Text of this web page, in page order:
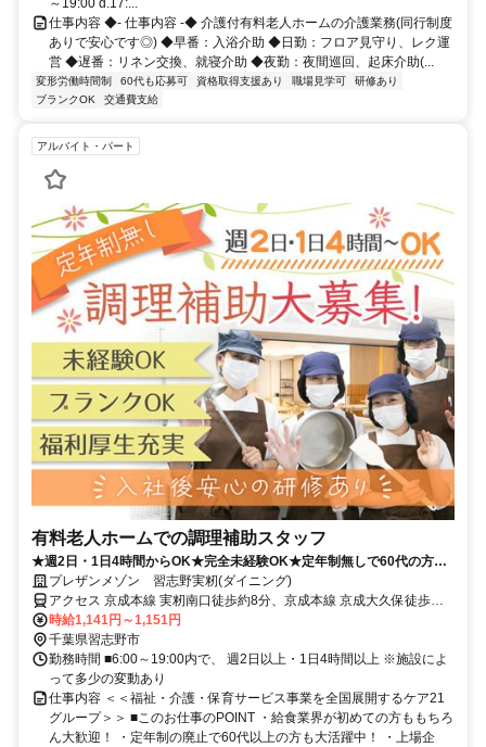
仕事内容 ◆- 仕事内容 -◆ 介護付有料老人ホームの介護業務(同行制度
ありで安心です◎) ◆早番：入浴介助 ◆日勤：フロア見守り、レク運
営 ◆遅番：リネン交換、就寝介助 ◆夜勤：夜間巡回、起床介助(...
変形労働時間制 60代も応募可 資格取得支援あり 職場見学可
研修あり
ブランクOK
交通費支給
アルバイト・パート
有料老人ホームでの調理補助スタッフ
★週2日・1日4時間からOK★完全未経験OK★定年制無しで60代の方も
活躍中★上場企業で安定★
プレザンメゾン 習志野実籾(ダイニング)
アクセス 京成本線 実籾南口徒歩約8分、京成本線 京成大久保徒歩約
28分、ＪＲ総武本線 幕張北口徒歩約34分
時給1,141円～1,151円
千葉県習志野市
勤務時間 ■6:00～19:00内で、 週2日以上・1日4時間以上 ※施設によ
って多少の変動あり
仕事内容 ＜＜福祉・介護・保育サービス事業を全国展開するケア21
グループ＞＞ ■このお仕事のPOINT ・給食業界が初めての方ももちろ
ん大歓迎！ ・定年制の廃止で60代以上の方も大活躍中！ ・上場企